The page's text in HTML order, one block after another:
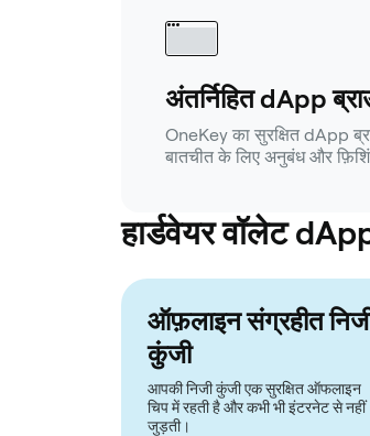
अंतर्निहित dApp
OneKey का सुरक्षित dApp
बातचीत के लिए अनुबंध और
हार्डवेयर वॉलेट
ऑफ़लाइन संग्रहीत
कुंजी
आपकी निजी कुंजी एक सुरक्षित ऑफलाइन
चिप में रहती है और कभी भी इंटरनेट से नहीं
जुड़ती।